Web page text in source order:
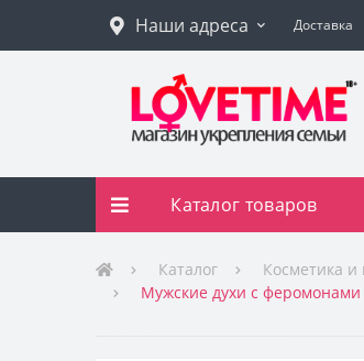
Наши адреса Доставка
Каталог товаров
Каталог Косметика
Мужские духи с